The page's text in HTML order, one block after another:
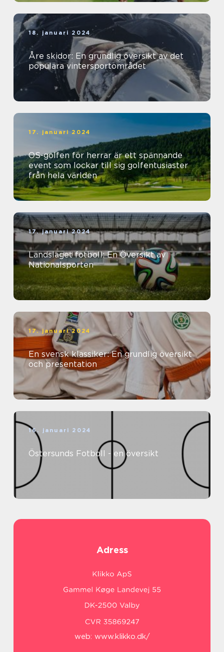
18. januari 2024
Åre skidor: En grundlig översikt av det
populära vintersportområdet
17. januari 2024
OS-golfen för herrar är ett spännande
event som lockar till sig golfentusiaster
från hela världen
17. januari 2024
Landslaget fotboll: En Översikt av
Nationalsporten
17. januari 2024
En svensk klassiker: En grundlig översikt
och presentation
16. januari 2024
Östersunds Fotboll - en översikt
Adress
web: www.klikko.dk/